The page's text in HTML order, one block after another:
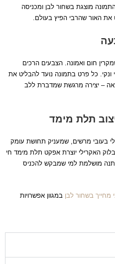
מוצגת בשחור לבן ומכניסה
את האור שהרבי הפיץ בעולם.
חום ואמונה. הצבעים הרכים
ונקי. כל פרט בתמונה נועד להבליט את
– יצירה מרגשת שמדברת ללב
תלת מימד
בעובי מרשים, שמעניק תחושת עומק
האקרילי יוצרת אפקט תלת מימד חי
מושלמת למי שמבקש להכניס
בשחור לבן במגוון אפשרויות